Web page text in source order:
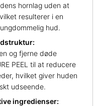
hornlag uden at
resulterer i en
hud.
og fjerne døde
PEEL til at reducere
hvilket giver huden
udseende.
ingredienser: